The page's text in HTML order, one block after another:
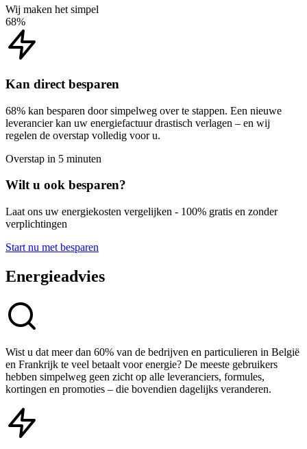
Wij maken het simpel
68%
Kan direct besparen
68% kan besparen door simpelweg over te stappen. Een nieuwe
leverancier kan uw energiefactuur drastisch verlagen – en wij
regelen de overstap volledig voor u.
Overstap in 5 minuten
Wilt u ook besparen?
Laat ons uw energiekosten vergelijken - 100% gratis en zonder
verplichtingen
Start nu met besparen
Energieadvies
Wist u dat meer dan 60% van de bedrijven en particulieren in België
en Frankrijk te veel betaalt voor energie? De meeste gebruikers
hebben simpelweg geen zicht op alle leveranciers, formules,
kortingen en promoties – die bovendien dagelijks veranderen.